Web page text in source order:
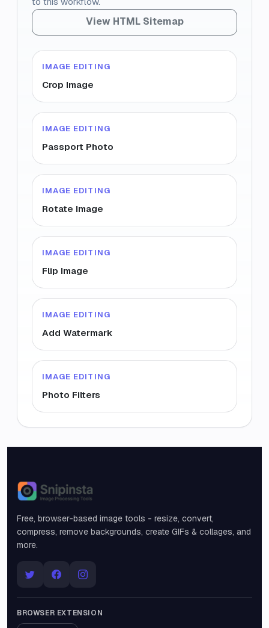
View HTML Sitemap
IMAGE EDITING
Crop Image
IMAGE EDITING
Passport Photo
IMAGE EDITING
Rotate Image
IMAGE EDITING
Flip Image
IMAGE EDITING
Add Watermark
IMAGE EDITING
Photo Filters
Snipinsta
Free, browser-based image tools - resize, convert,
compress, remove backgrounds, create GIFs & collages, and
more.
BROWSER EXTENSION